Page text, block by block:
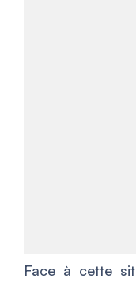
Face à cette